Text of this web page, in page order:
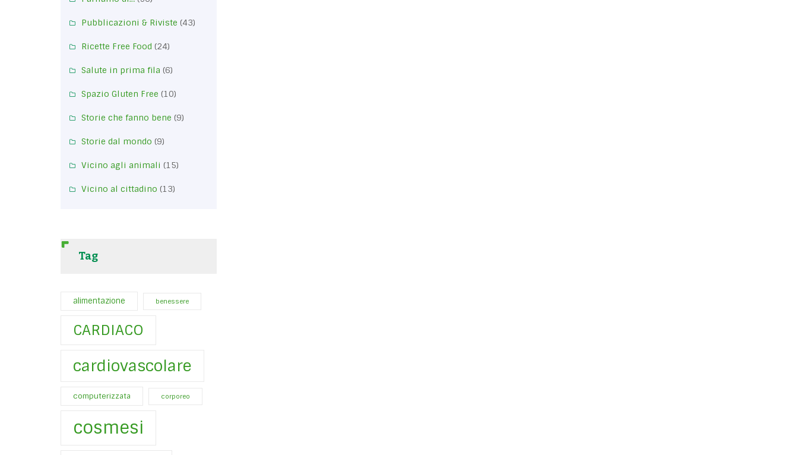
Pubblicazioni & Riviste (43)
Ricette Free Food (24)
Salute in prima fila (6)
Spazio Gluten Free (10)
Storie che fanno bene (9)
Storie dal mondo (9)
Vicino agli animali (15)
Vicino al cittadino (13)
Tag
alimentazione benessere
CARDIACO
cardiovascolare
computerizzata corporeo
cosmesi